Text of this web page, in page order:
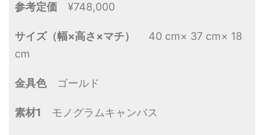
参考定価 ¥748,000
サイズ（幅×高さ×マチ）
40 cm× 37 cm× 18
cm
金具色 ゴールド
素材1 モノグラムキャンバス